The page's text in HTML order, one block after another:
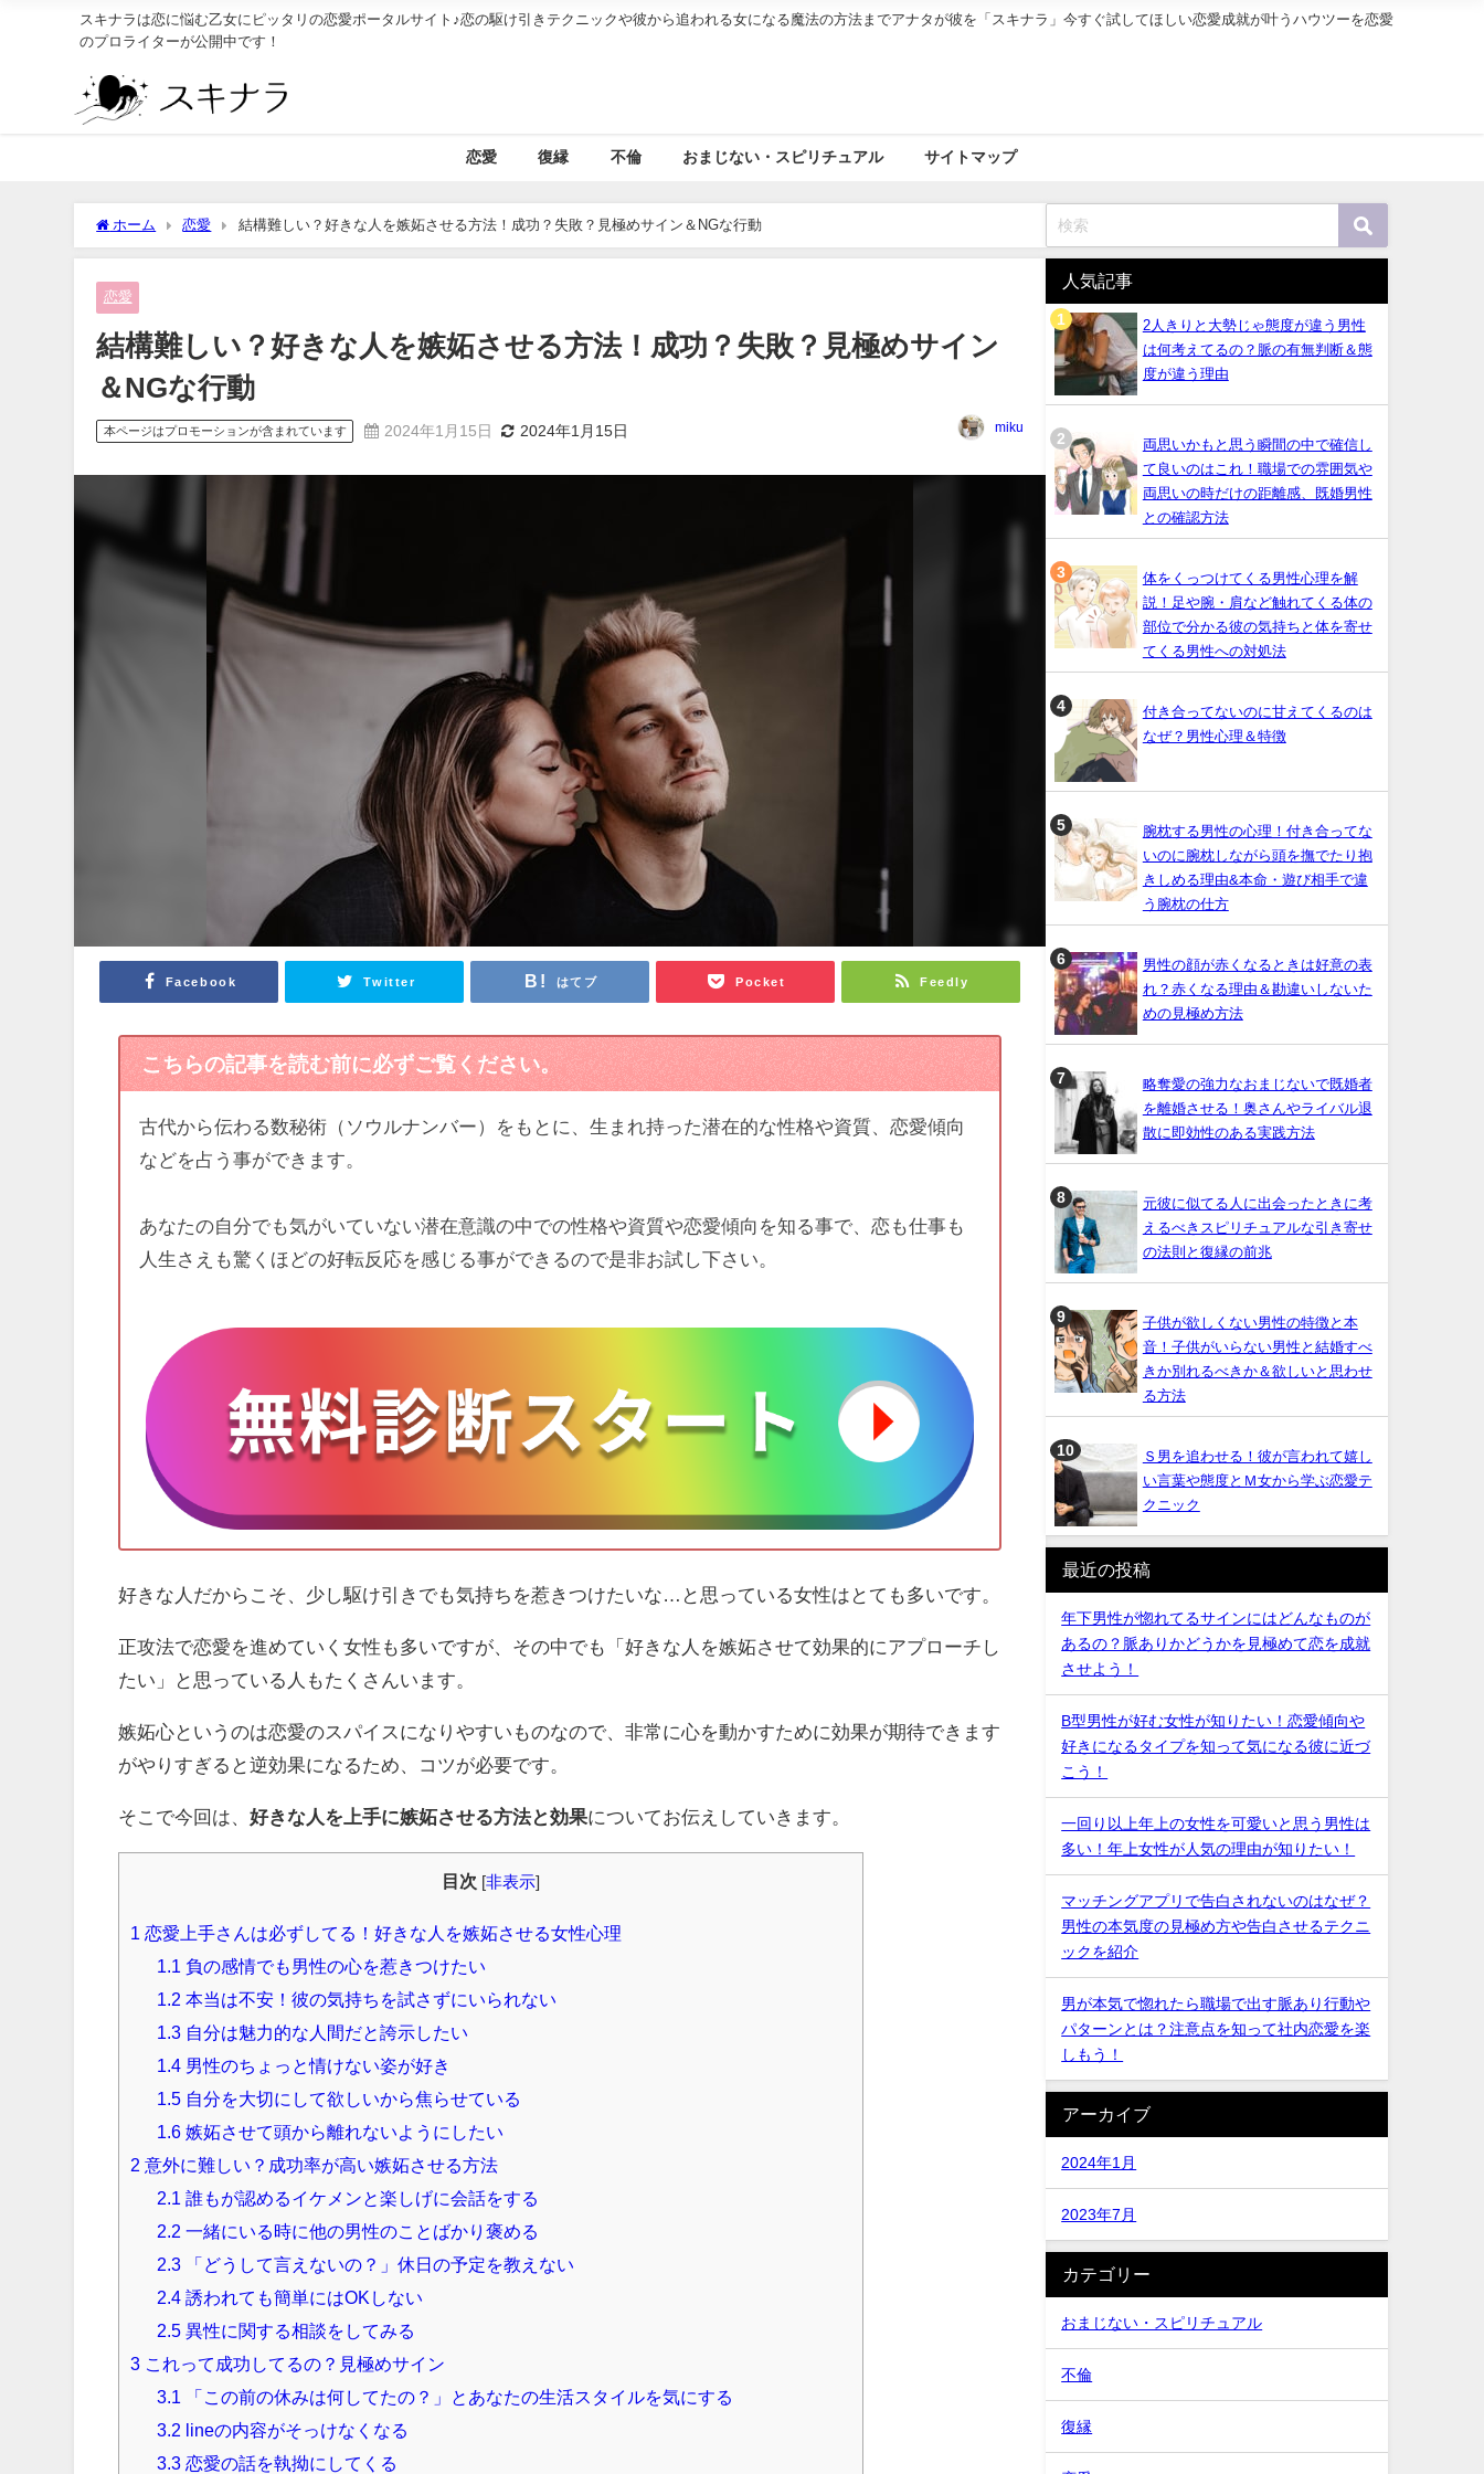
スキナラは恋に悩む乙女にピッタリの恋愛ポータルサイト♪恋の駆け引きテクニックや彼から追われる女になる魔法の方法までアナタが彼を「スキナラ」今すぐ試してほしい恋愛成就が叶うハウツーを恋愛
のプロライターが公開中です！
恋愛 復縁 不倫 おまじない・スピリチュアル サイトマップ
ホーム 恋愛 結構難しい？好きな人を嫉妬させる方法！成功？失敗？見極めサイン＆NGな行動
恋愛
結構難しい？好きな人を嫉妬させる方法！成功？失敗？見極めサイン
＆NGな行動
本ページはプロモーションが含まれています 2024年1月15日 2024年1月15日 miku
Facebook Twitter はてブ Pocket Feedly
こちらの記事を読む前に必ずご覧ください。
古代から伝わる数秘術（ソウルナンバー）をもとに、生まれ持った潜在的な性格や資質、恋愛傾向
などを占う事ができます。
あなたの自分でも気がいていない潜在意識の中での性格や資質や恋愛傾向を知る事で、恋も仕事も
人生さえも驚くほどの好転反応を感じる事ができるので是非お試し下さい。
好きな人だからこそ、少し駆け引きでも気持ちを惹きつけたいな…と思っている女性はとても多いです。
正攻法で恋愛を進めていく女性も多いですが、その中でも「好きな人を嫉妬させて効果的にアプローチし
たい」と思っている人もたくさんいます。
嫉妬心というのは恋愛のスパイスになりやすいものなので、非常に心を動かすために効果が期待できます
がやりすぎると逆効果になるため、コツが必要です。
そこで今回は、好きな人を上手に嫉妬させる方法と効果についてお伝えしていきます。
目次 [非表示
1 恋愛上手さんは必ずしてる！好きな人を嫉妬させる女性心理
1.1 負の感情でも男性の心を惹きつけたい
1.2 本当は不安！彼の気持ちを試さずにいられない
1.3 自分は魅力的な人間だと誇示したい
1.4 男性のちょっと情けない姿が好き
1.5 自分を大切にして欲しいから焦らせている
1.6 嫉妬させて頭から離れないようにしたい
2 意外に難しい？成功率が高い嫉妬させる方法
2.1 誰もが認めるイケメンと楽しげに会話をする
2.2 一緒にいる時に他の男性のことばかり褒める
2.3 「どうして言えないの？」休日の予定を教えない
2.4 誘われても簡単にはOKしない
2.5 異性に関する相談をしてみる
3 これって成功してるの？見極めサイン
3.1 「この前の休みは何してたの？」とあなたの生活スタイルを気にする
3.2 lineの内容がそっけなくなる
3.3 恋愛の話を執拗にしてくる
人気記事
2人きりと大勢じゃ態度が違う男性
は何考えてるの？脈の有無判断＆態
度が違う理由
両思いかもと思う瞬間の中で確信し
て良いのはこれ！職場での雰囲気や
両思いの時だけの距離感、既婚男性
との確認方法
体をくっつけてくる男性心理を解
説！足や腕・肩など触れてくる体の
部位で分かる彼の気持ちと体を寄せ
てくる男性への対処法
付き合ってないのに甘えてくるのは
なぜ？男性心理＆特徴
腕枕する男性の心理！付き合ってな
いのに腕枕しながら頭を撫でたり抱
きしめる理由&本命・遊び相手で違
う腕枕の仕方
男性の顔が赤くなるときは好意の表
れ？赤くなる理由＆勘違いしないた
めの見極め方法
略奪愛の強力なおまじないで既婚者
を離婚させる！奥さんやライバル退
散に即効性のある実践方法
元彼に似てる人に出会ったときに考
えるべきスピリチュアルな引き寄せ
の法則と復縁の前兆
子供が欲しくない男性の特徴と本
音！子供がいらない男性と結婚すべ
きか別れるべきか＆欲しいと思わせ
る方法
Ｓ男を追わせる！彼が言われて嬉し
い言葉や態度とＭ女から学ぶ恋愛テ
クニック
最近の投稿
年下男性が惚れてるサインにはどんなものが
あるの？脈ありかどうかを見極めて恋を成就
させよう！
B型男性が好む女性が知りたい！恋愛傾向や
好きになるタイプを知って気になる彼に近づ
こう！
一回り以上年上の女性を可愛いと思う男性は
多い！年上女性が人気の理由が知りたい！
マッチングアプリで告白されないのはなぜ？
男性の本気度の見極め方や告白させるテクニ
ックを紹介
男が本気で惚れたら職場で出す脈あり行動や
パターンとは？注意点を知って社内恋愛を楽
しもう！
アーカイブ
2024年1月
2023年7月
カテゴリー
おまじない・スピリチュアル
不倫
復縁